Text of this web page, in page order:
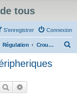
tous
Connexion
S’enregistrer
Régulation Crouzet M2-M3, autres API et péripheriques
Rechercher